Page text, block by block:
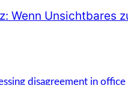
Wenn Unsichtbares